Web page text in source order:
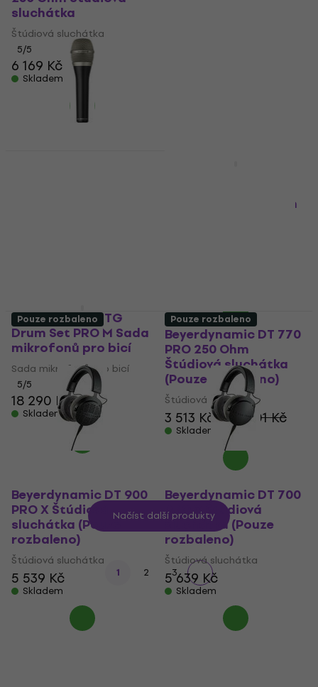
sluchátka
Štúdiová sluchátka
5/5
6 169 Kč
Skladem
nástrojový mikrofon
Beyerdynamic TG
Drum Set PRO M Sada
mikrofonů pro bicí
Sada mikrofonů pro bicí
5/5
18 290 Kč
Skladem
Beyerdynamic DT 770
PRO 250 Ohm
Štúdiová sluchátka
(Pouze rozbaleno)
Štúdiová sluchátka
3 513 Kč3 563,01 Kč
Skladem
Pouze rozbaleno
Beyerdynamic DT 900
PRO X Štúdiová
sluchátka (Pouze
rozbaleno)
Štúdiová sluchátka
5 539 Kč
Skladem
Pouze rozbaleno
Beyerdynamic DT 700
PRO X Štúdiová
sluchátka (Pouze
rozbaleno)
Štúdiová sluchátka
5 639 Kč
Skladem
Načíst další produkty
1 2 3